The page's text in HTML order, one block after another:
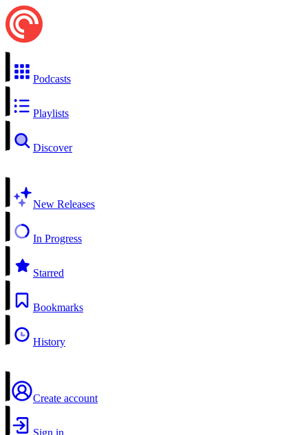
Podcasts
Playlists
Discover
New Releases
In Progress
Starred
Bookmarks
History
Create account
Sign in